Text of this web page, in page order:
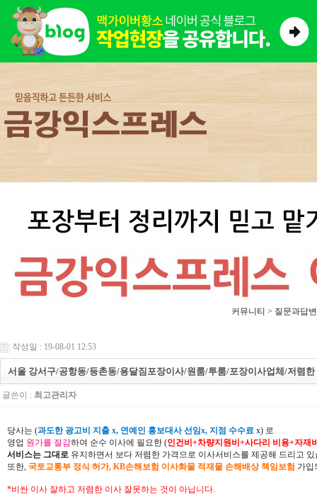
커뮤니티 > 질문과답변
작성일 : 19-08-01 12:53
서울 강서구/공항동/등촌동/용달짐포장이사/원룸/투룸/포장이사업체/저렴한
글쓴이 : 최고관리자
당사는 (과도한 광고비 지출 x, 연예인 홍보대사 선임x, 지점 수수료 x) 로
영업 원가를 절감하여 순수 이사에 필요한 (인건비+차량지원비+사다리 비용+자재
서비스는 그대로 유지하면서 보다 저렴한 가격으로 이사서비스를 제공해 드리고 있
또한, 국토교통부 정식 허가, KB손해보험 이사화물 적재물 손해배상 책임보험 가입
*비싼 이사 잘하고 저렴한 이사 잘못하는 것이 아닙니다.